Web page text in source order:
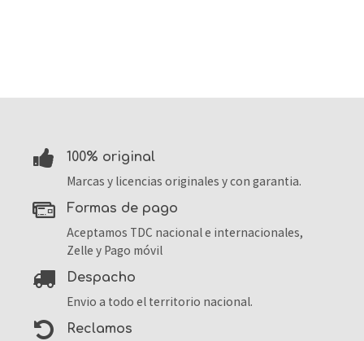
100% original
Marcas y licencias originales y con garantia.
formas de pago
Aceptamos TDC nacional e internacionales,
Zelle y Pago móvil
despacho
Envio a todo el territorio nacional.
reclamos